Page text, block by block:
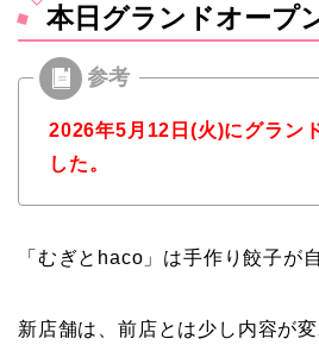
本日グランドオープ
2026年5月12日(火)にグラン
した。
「むぎとhaco」は手作り餃子が
新店舗は、前店とは少し内容が